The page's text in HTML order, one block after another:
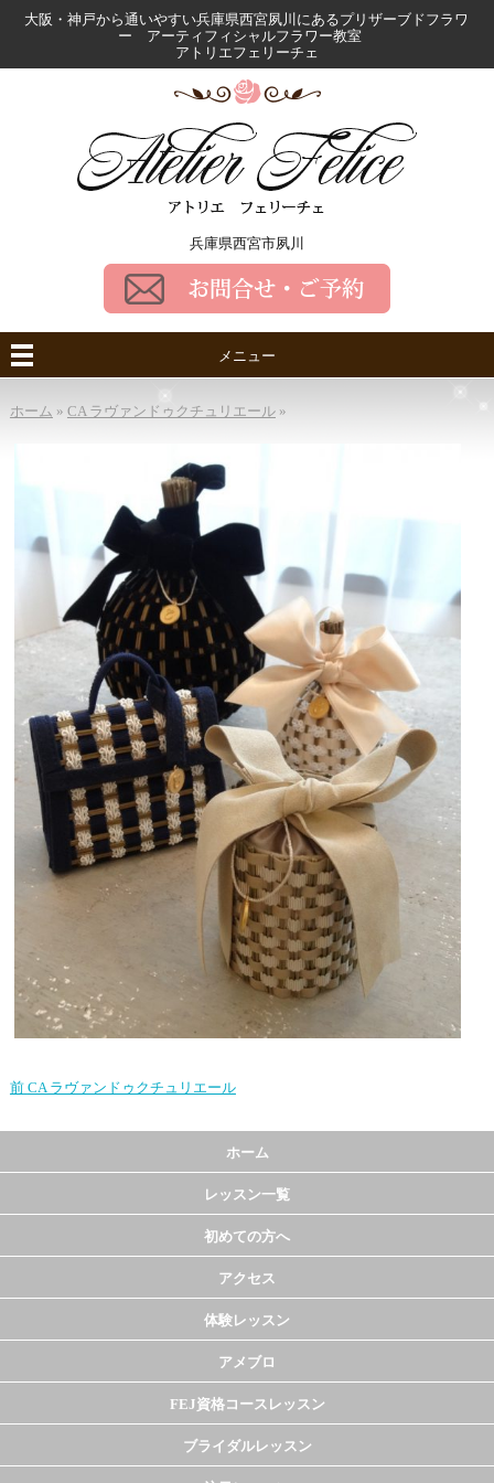
大阪・神戸から通いやすい兵庫県西宮夙川にあるプリザーブドフラワ
ー アーティフィシャルフラワー教室
アトリエフェリーチェ
兵庫県西宮市夙川
メニュー
ホーム » CA ラヴァンドゥクチュリエール»
前 CA ラヴァンドゥクチュリエール
ホーム
レッスン一覧
初めての方へ
アクセス
体験レッスン
アメブロ
FEJ資格コースレッスン
ブライダルレッスン